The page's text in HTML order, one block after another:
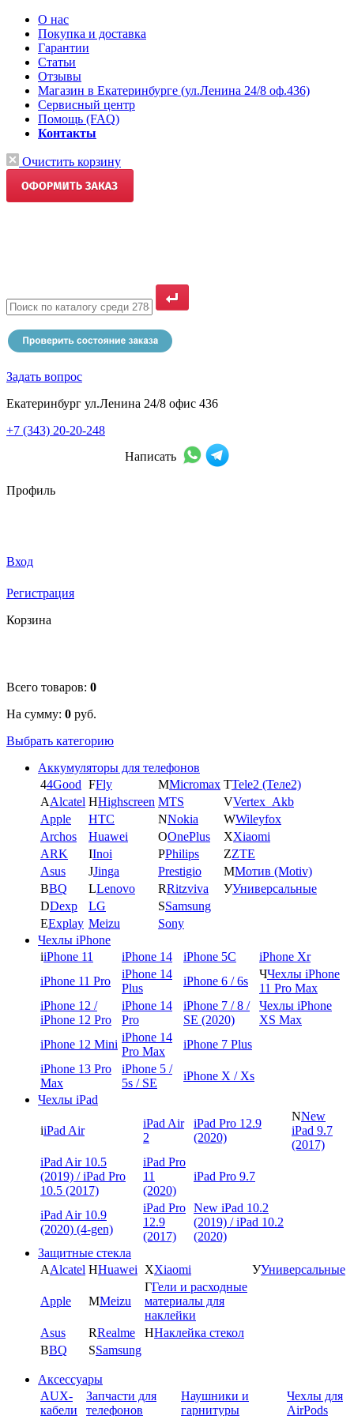
О нас
Покупка и доставка
Гарантии
Статьи
Отзывы
Магазин в Екатеринбурге (ул.Ленина 24/8 оф.436)
Сервисный центр
Помощь (FAQ)
Контакты
Очистить корзину
Задать вопрос
Екатеринбург ул.Ленина 24/8 офис 436
+7 (343) 20-20-248
Написать
Профиль
Вход
Регистрация
Корзина
Всего товаров: 0
На сумму: 0 руб.
Выбрать категорию
Аккумуляторы для телефонов
44Good FFly MMicromax TTele2 (Теле2)
AAlcatel HHighscreen MTS VVertex_Akb
Apple
HTC NNokia WWileyfox
Archos
Huawei OOnePlus XXiaomi
ARK
IInoi PPhilips ZZTE
Asus
JJinga Prestigio ММотив (Motiv)
BBQ LLenovo RRitzviva УУниверсальные
DDexp LG SSamsung
EExplay Meizu
Sony
Чехлы iPhone
iiPhone 11 iPhone 14 iPhone 5C
iPhone Xr
iPhone 11 Pro
iPhone 14
Plus
iPhone 6 / 6s
ЧЧехлы iPhone
11 Pro Max
iPhone 12 /
iPhone 12 Pro
iPhone 14
Pro
iPhone 7 / 8 /
SE (2020)
Чехлы iPhone
XS Max
iPhone 12 Mini
iPhone 14
Pro Max
iPhone 7 Plus
iPhone 13 Pro
Max
iPhone 5 /
5s / SE
iPhone X / Xs
Чехлы iPad
iiPad Air
iPad Air
2
iPad Pro 12.9
(2020)
NNew
iPad 9.7
(2017)
iPad Air 10.5
(2019) / iPad Pro
10.5 (2017)
iPad Pro
11
(2020)
iPad Pro 9.7
iPad Air 10.9
(2020) (4-gen)
iPad Pro
12.9
(2017)
New iPad 10.2
(2019) / iPad 10.2
(2020)
Защитные стекла
AAlcatel HHuawei XXiaomi УУниверсальные
Apple MMeizu
ГГели и расходные
материалы для
наклейки
Asus
RRealme ННаклейка стекол
BBQ SSamsung
Аксессуары
AUX-
кабели
Запчасти для
телефонов
Наушники и
гарнитуры
Чехлы для
AirPods